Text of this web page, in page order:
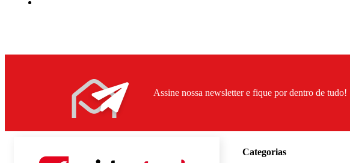
Assine nossa newsletter e fique por dentro de tudo!
Categorias